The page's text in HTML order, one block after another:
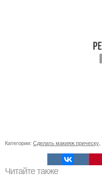
Категории: Сделать макияж прическу,
Читайте также